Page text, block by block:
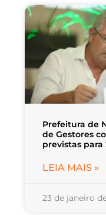
Prefeitura de
de Gestores
previstas para
LEIA MAIS »
23 de janeiro